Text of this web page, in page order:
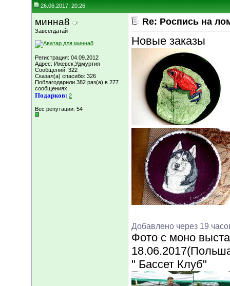
26.06.2017, 20:26
минна8
Завсегдатай
Регистрация: 04.09.2012
Адрес: Ижевск,Удмуртия
Сообщений: 322
Сказал(а) спасибо: 326
Поблагодарили 382 раз(а) в 277
сообщениях
Подарков: 2
Вес репутации: 54
Re: Роспись на
Новые заказы
Добавлено через 19
Фото с моно
" Бассет Клуб"